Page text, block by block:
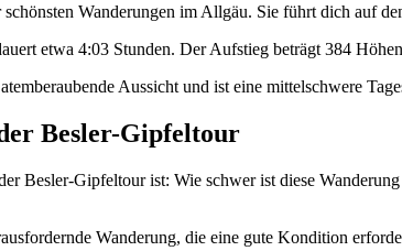
Wanderungen im Allgäu. Sie führt dich auf
etwa 4:03 Stunden. Der Aufstieg beträgt 384
Aussicht und ist eine mittelschwere
Besler-Gipfeltour
Besler-Gipfeltour ist: Wie schwer ist diese
Wanderung, die eine gute Kondition